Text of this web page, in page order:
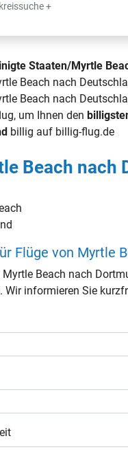
+
Staaten/Myrtle
Beach nach
Beach nach
um Ihnen den
billig auf billig-flug.de
Beach nach
Flüge von Myrtle
Beach nach
Wir informieren Sie